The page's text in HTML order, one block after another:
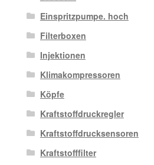
Einspritzpumpe. hoch
Filterboxen
Injektionen
Klimakompressoren
Köpfe
Kraftstoffdruckregler
Kraftstoffdrucksensoren
Kraftstofffilter